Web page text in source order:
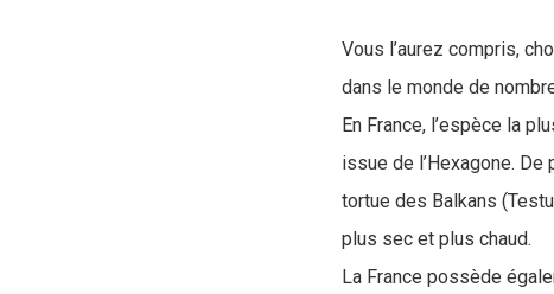
Vous l’aurez compris,
dans le monde de
En France, l’espèce la
issue de l’Hexagone.
tortue des Balkans
plus sec et plus chaud.
La France possède